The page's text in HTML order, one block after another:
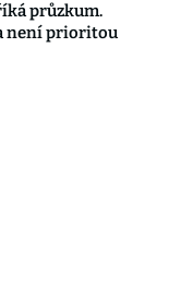
průzkum.
není prioritou